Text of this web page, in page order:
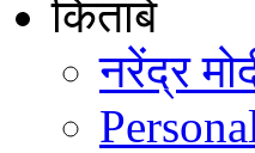
किताबें
नरेंद्र